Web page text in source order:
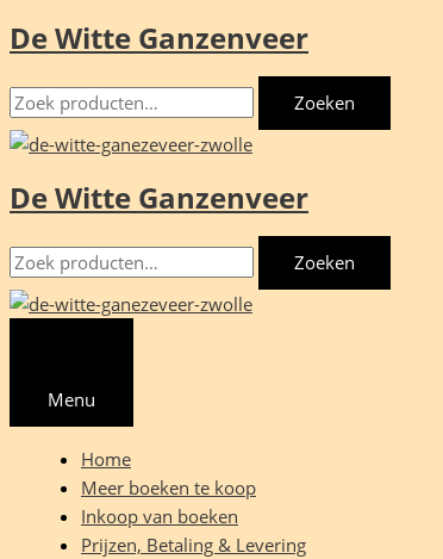
Ga
de
inhoud
De Witte Ganzenveer
Zoeken
naar:
Zoeken
De Witte Ganzenveer
Zoeken
naar:
Zoeken
Menu
Home
Meer boeken te koop
Inkoop van boeken
Prijzen, Betaling & Levering